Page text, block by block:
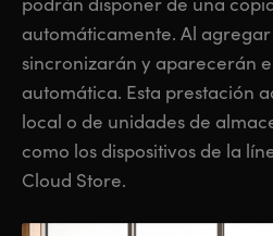
automáticamente. Al agregar
sincronizarán y aparecerán
automática. Esta prestación
local o de unidades de
como los dispositivos de la
Cloud Store.